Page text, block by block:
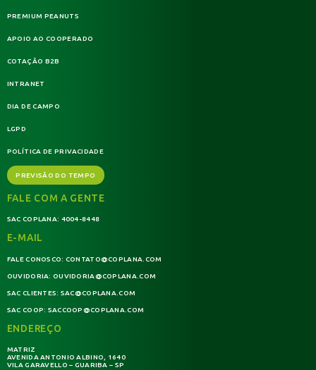
PREMIUM PEANUTS
APOIO AO COOPERADO
COTAÇÃO B2B
INTRANET
DIA DE CAMPO
LGPD
POLÍTICA DE PRIVACIDADE
PREVISÃO DO TEMPO
FALE COM A GENTE
SAC COPLANA: 4004-8448
E-MAIL
FALE CONOSCO: CONTATO@COPLANA.COM
OUVIDORIA: OUVIDORIA@COPLANA.COM
SAC CLIENTES: SAC@COPLANA.COM
SAC COOP: SACCOOP@COPLANA.COM
ENDEREÇO
MATRIZ
AVENIDA ANTONIO ALBINO, 1640
VILA GARAVELLO – GUARIBA – SP